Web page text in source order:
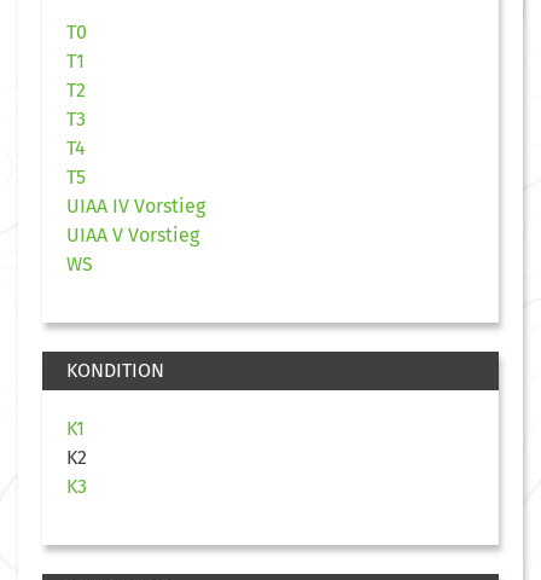
T0
T1
T2
T3
T4
T5
UIAA IV Vorstieg
UIAA V Vorstieg
WS
KONDITION
K1
K2
K3